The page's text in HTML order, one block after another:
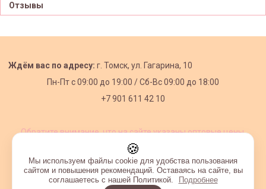
Отзывы
Ждём вас по адресу: г. Томск, ул. Гагарина, 10
Пн-Пт с09:00 до 19:00 /Сб-Вс 09:00 до 18:00
+7 901 611 42 10
Обратите внимание, что на сайте указаны оптовые цены,
🍪
Мы используем файлы cookie для удобства пользования
сайтом и повышения рекомендаций. Оставаясь на сайте, вы
соглашаетесь с нашей Политикой.
Подробнее